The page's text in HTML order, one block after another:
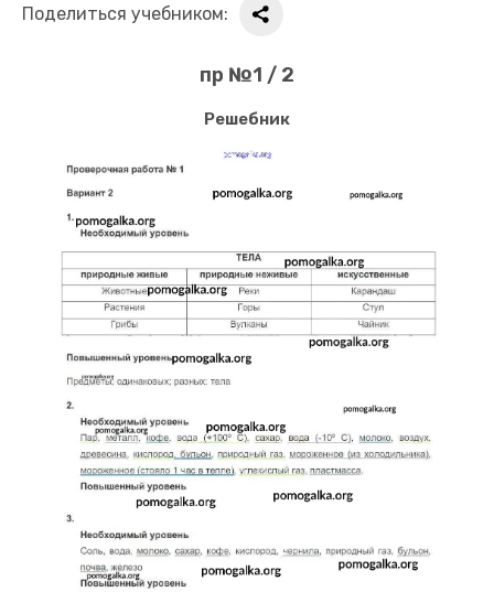
Поделиться учебником:
пр №1 / 2
Решебник